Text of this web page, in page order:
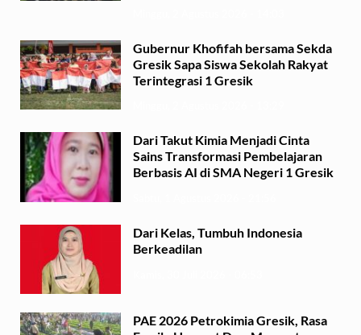
Gubernur Khofifah bersama Sekda
Gresik Sapa Siswa Sekolah Rakyat
Terintegrasi 1 Gresik
Dari Takut Kimia Menjadi Cinta
Sains Transformasi Pembelajaran
Berbasis AI di SMA Negeri 1 Gresik
Dari Kelas, Tumbuh Indonesia
Berkeadilan
PAE 2026 Petrokimia Gresik, Rasa